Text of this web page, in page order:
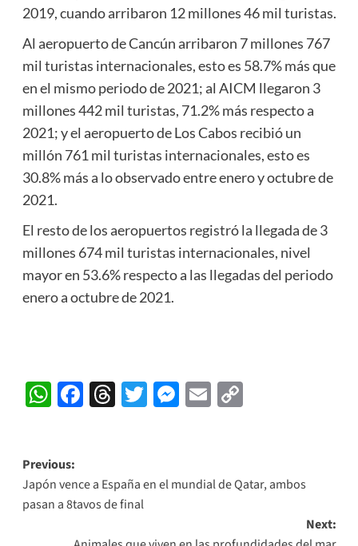
2019, cuando arribaron 12 millones 46 mil turistas.
Al aeropuerto de Cancún arribaron 7 millones 767
mil turistas internacionales, esto es 58.7% más que
en el mismo periodo de 2021; al AICM llegaron 3
millones 442 mil turistas, 71.2% más respecto a
2021; y el aeropuerto de Los Cabos recibió un
millón 761 mil turistas internacionales, esto es
30.8% más a lo observado entre enero y octubre de
2021.
El resto de los aeropuertos registró la llegada de 3
millones 674 mil turistas internacionales, nivel
mayor en 53.6% respecto a las llegadas del periodo
enero a octubre de 2021.
WhatsApp
Facebook
Threads
Twitter
Messenger
EmailCopy
Post
navigation
Previous:
Japón vence a España en el mundial de Qatar, ambos
pasan a 8tavos de final
Next: